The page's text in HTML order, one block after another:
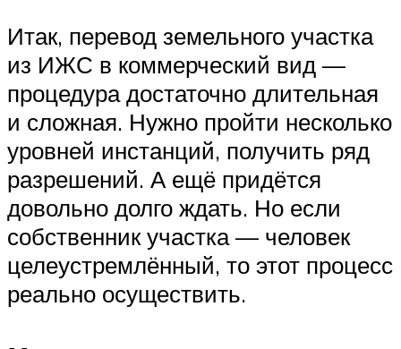
Итак, перевод земельного участка
из ИЖС в коммерческий вид —
процедура достаточно длительная
и сложная. Нужно пройти несколько
уровней инстанций, получить ряд
разрешений. А ещё придётся
довольно долго ждать. Но если
собственник участка — человек
целеустремлённый, то этот процесс
реально осуществить.